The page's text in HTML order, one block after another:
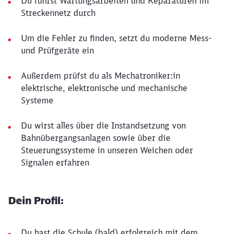
Streckennetz durch
Um die Fehler zu finden, setzt du moderne Mess-
und Prüfgeräte ein
Außerdem prüfst du als Mechatroniker:in
elektrische, elektronische und mechanische
Systeme
Du wirst alles über die Instandsetzung von
Bahnübergangsanlagen sowie über die
Steuerungssysteme in unseren Weichen oder
Signalen erfahren
Dein Profil: